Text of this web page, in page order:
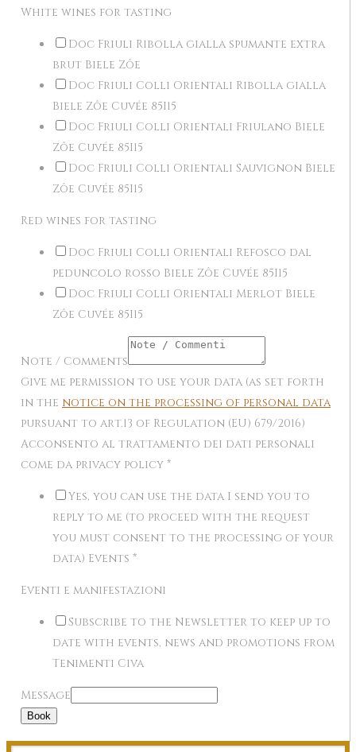
White wines for tasting
Doc Friuli Ribolla gialla spumante extra
brut Biele Zôe
Doc Friuli Colli Orientali Ribolla gialla
Biele Zôe Cuvée 85I15
Doc Friuli Colli Orientali Friulano Biele
Zôe Cuvée 85I15
Doc Friuli Colli Orientali Sauvignon Biele
Zôe Cuvée 85I15
Red wines for tasting
Doc Friuli Colli Orientali Refosco dal
peduncolo rosso Biele Zôe Cuvée 85I15
Doc Friuli Colli Orientali Merlot Biele
Zôe Cuvée 85I15
Note / Comments
Give me permission to use your data (as set forth
in the notice on the processing of personal data
pursuant to art.13 of Regulation (EU) 679/2016)
Acconsento al trattamento dei dati personali
come da privacy policy *
Yes, you can use the data I send you to
reply to me (to proceed with the request
you must consent to the processing of your
data) Events *
Eventi e manifestazioni
Subscribe to the Newsletter to keep up to
date with events, news and promotions from
Tenimenti Civa
Message
Book